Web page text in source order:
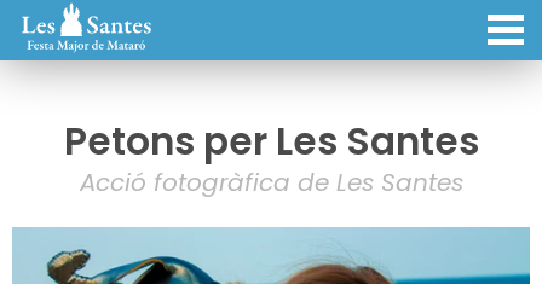
Petons per Les Santes
Acció fotogràfica de Les Santes